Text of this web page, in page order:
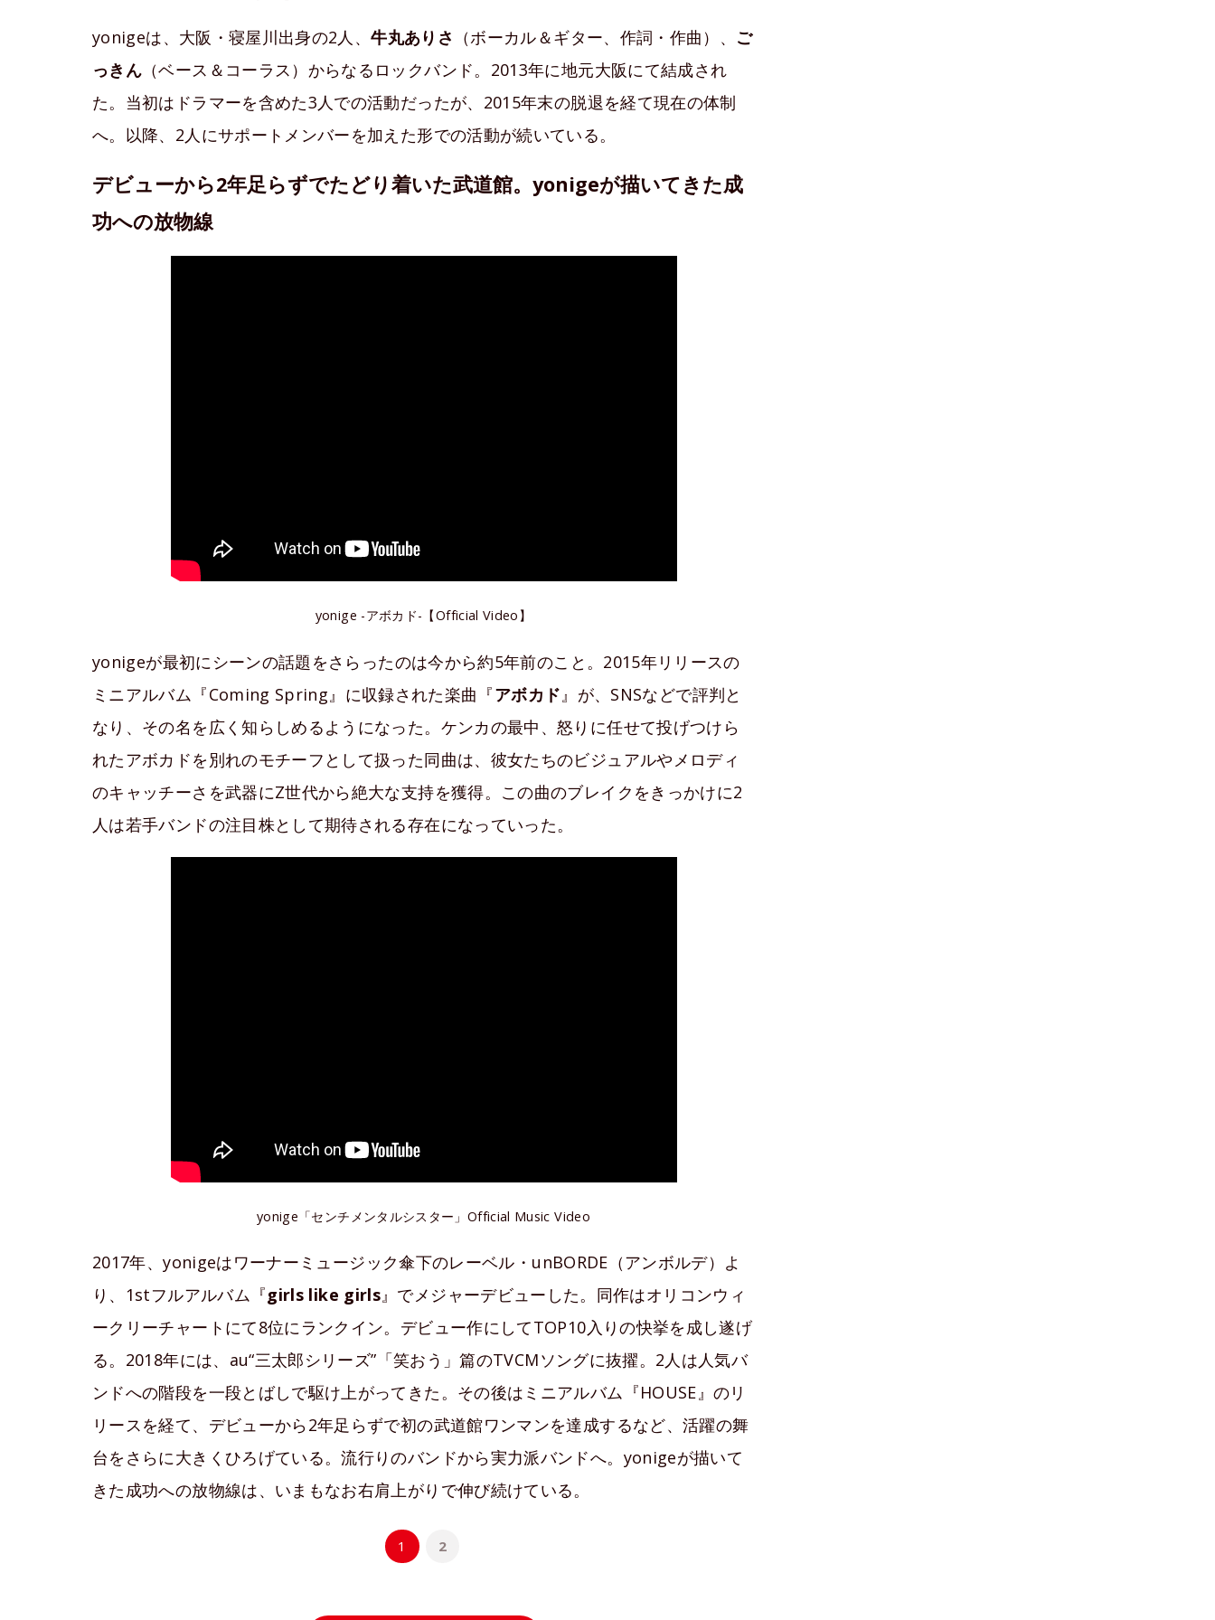
yonigeは、大阪・寝屋川出身の2人、牛丸ありさ （ボーカル＆ギター、作詞・作曲）、 ご
っきん （ベース＆コーラス）からなるロックバンド。2013年に地元大阪にて結成され
た。当初はドラマーを含めた3人での活動だったが、2015年末の脱退を経て現在の体制
へ。以降、2人にサポートメンバーを加えた形での活動が続いている。
デビューから2年足らずでたどり着いた武道館。yonigeが描いてきた成
功への放物線
yonige -アボカド-【Official Video】
yonigeが最初にシーンの話題をさらったのは今から約5年前のこと。2015年リリースの
ミニアルバム『Coming Spring』に収録された楽曲『アボカド 』が、SNSなどで評判と
なり、その名を広く知らしめるようになった。ケンカの最中、怒りに任せて投げつけら
れたアボカドを別れのモチーフとして扱った同曲は、彼女たちのビジュアルやメロディ
のキャッチーさを武器にZ世代から絶大な支持を獲得。この曲のブレイクをきっかけに2
人は若手バンドの注目株として期待される存在になっていった。
yonige「センチメンタルシスター」Official Music Video
2017年、yonigeはワーナーミュージック傘下のレーベル・unBORDE（アンボルデ）よ
り、1stフルアルバム『girls like girls 』でメジャーデビューした。同作はオリコンウィ
ークリーチャートにて8位にランクイン。デビュー作にしてTOP10入りの快挙を成し遂げ
る。2018年には、au“三太郎シリーズ”「笑おう」篇のTVCMソングに抜擢。2人は人気バ
ンドへの階段を一段とばしで駆け上がってきた。その後はミニアルバム『HOUSE』のリ
リースを経て、デビューから2年足らずで初の武道館ワンマンを達成するなど、活躍の舞
台をさらに大きくひろげている。流行りのバンドから実力派バンドへ。yonigeが描いて
きた成功への放物線は、いまもなお右肩上がりで伸び続けている。
1 2